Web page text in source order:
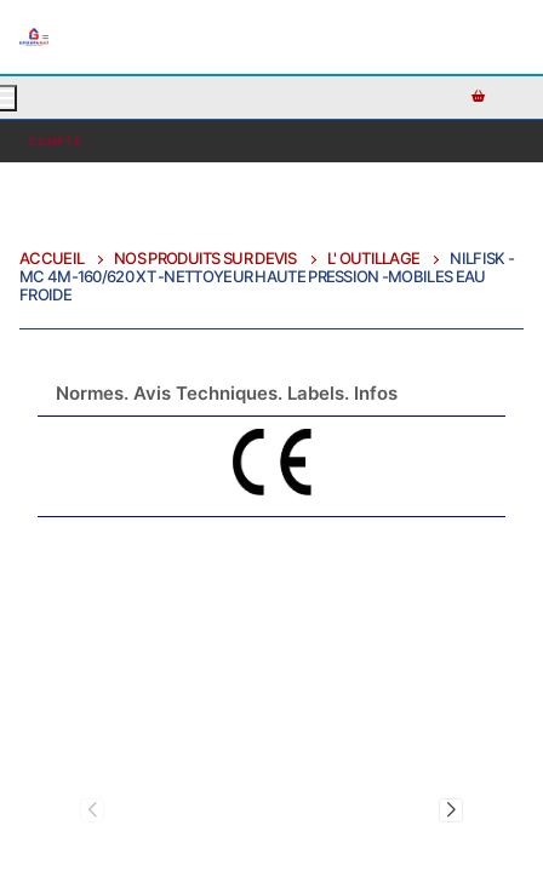
COMPTE
ACCUEIL NOS PRODUITS SUR DEVIS L' OUTILLAGE
NILFISK -
MC 4M-160/620 XT -NETTOYEUR HAUTE PRESSION -MOBILES EAU
FROIDE
Normes. Avis Techniques. Labels. Infos